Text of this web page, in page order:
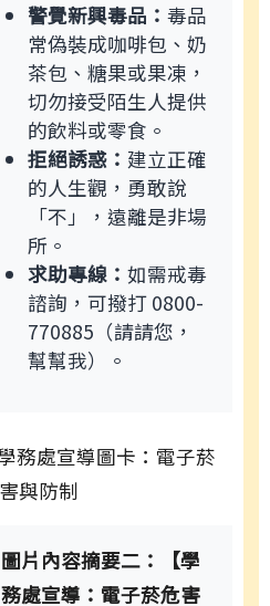
警覺新興毒品： 毒品
常偽裝成咖啡包、奶
茶包、糖果或果凍，
切勿接受陌生人提供
的飲料或零食。
拒絕誘惑： 建立正確
的人生觀，勇敢說
「不」，遠離是非場
所。
求助專線： 如需戒毒
諮詢，可撥打 0800-
770885（請請您，
幫幫我）。
圖片內容摘要二：【學
務處宣導：電子菸危害